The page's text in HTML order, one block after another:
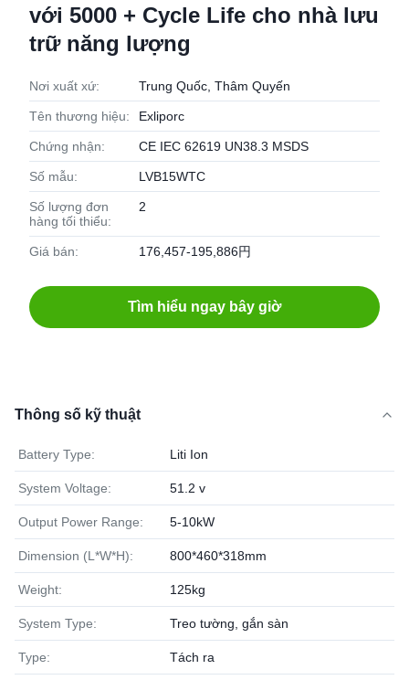
với 5000 + Cycle Life cho nhà lưu
trữ năng lượng
Nơi xuất xứ: Trung Quốc, Thâm Quyến
Tên thương hiệu: Exliporc
Chứng nhận: CE IEC 62619 UN38.3 MSDS
Số mẫu: LVB15WTC
Số lượng đơn
hàng tối thiểu:
2
Giá bán: 176,457-195,886円
Tìm hiểu ngay bây giờ
Thông số kỹ thuật
Battery Type: Liti Ion
System Voltage: 51.2 v
Output Power Range: 5-10kW
Dimension (L*W*H): 800*460*318mm
Weight: 125kg
System Type: Treo tường, gắn sàn
Type: Tách ra